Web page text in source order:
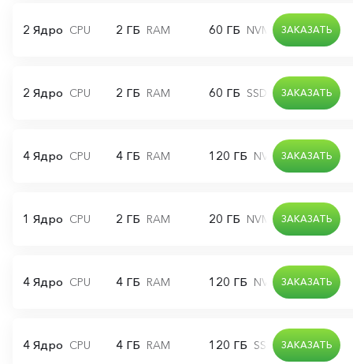
2 Ядро CPU 2 ГБ RAM 60 ГБ NVMe дискЗАКАЗАТЬ
2 Ядро CPU 2 ГБ RAM 60 ГБ SSD дискЗАКАЗАТЬ
4 Ядро CPU 4 ГБ RAM 120 ГБ NVMe диск
ЗАКАЗАТЬ
1 Ядро CPU 2 ГБ RAM 20 ГБ NVMe дискЗАКАЗАТЬ
4 Ядро CPU 4 ГБ RAM 120 ГБ NVMe диск
ЗАКАЗАТЬ
4 Ядро CPU 4 ГБ RAM 120 ГБ SSD дискЗАКАЗАТЬ